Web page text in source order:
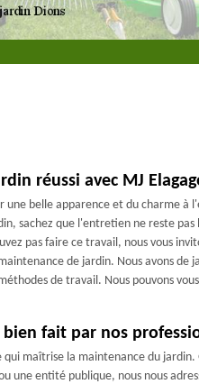
réussi avec MJ
une belle apparence et du charme à
sachez que l'entretien ne reste pas
pas faire ce travail, nous vous
de jardin. Nous avons de
de travail. Nous pouvons
fait par nos
qui maîtrise la maintenance du jardin.
une entité publique, nous nous